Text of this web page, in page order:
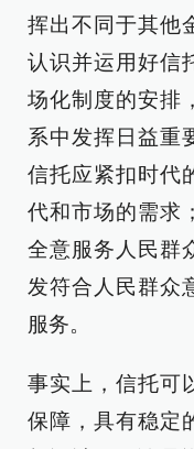
挥出不同于其他
认识并运用好信
场化制度的安排
系中发挥日益重
信托应紧扣时代
代和市场的需求
全意服务人民群
发符合人民群众
服务。
事实上，信托可
保障，具有稳定